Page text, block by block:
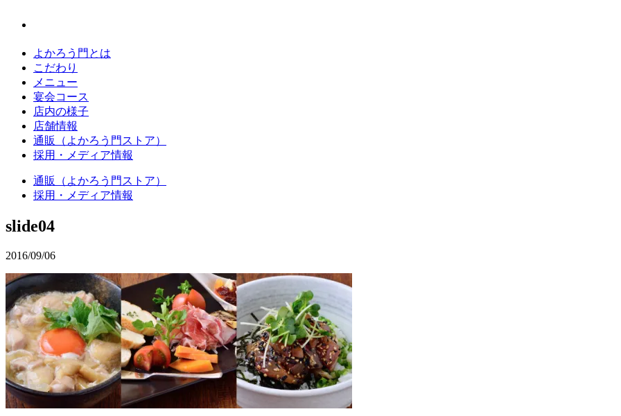
よかろう門とは
こだわり
メニュー
宴会コース
店内の様子
店舗情報
通販（よかろう門ストア）
採用・メディア情報
通販（よかろう門ストア）
採用・メディア情報
slide04
2016/09/06